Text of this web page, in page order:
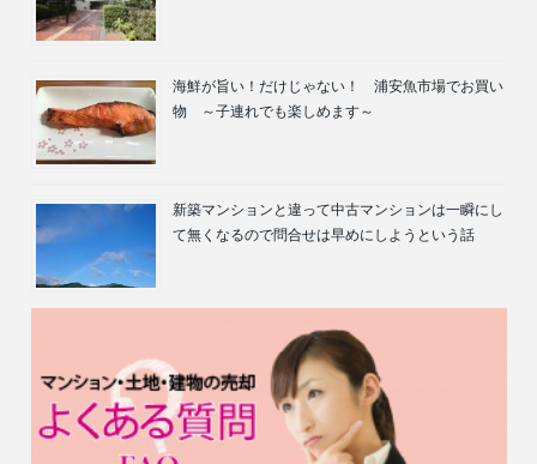
海鮮が旨い！だけじゃない！ 浦安魚市場でお買い
物 ～子連れでも楽しめます～
新築マンションと違って中古マンションは一瞬にし
て無くなるので問合せは早めにしようという話